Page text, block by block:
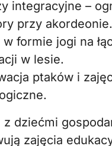
integracyjne –
przy akordeonie.
w formie jogi na
w lesie.
ptaków i
z dziećmi
zajęcia